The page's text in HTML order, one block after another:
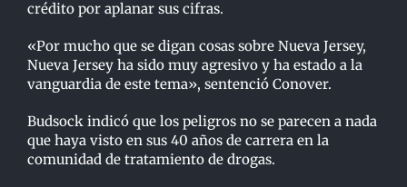
crédito por aplanar sus cifras.
«Por mucho que se digan cosas sobre Nueva Jersey,
Nueva Jersey ha sido muy agresivo y ha estado a la
vanguardia de este tema», sentenció Conover.
Budsock indicó que los peligros no se parecen a nada
que haya visto en sus 40 años de carrera en la
comunidad de tratamiento de drogas.